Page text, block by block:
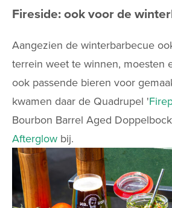
Fireside: ook voor de
Aangezien de winterbarbecue
terrein weet te winnen, moesten
ook passende bieren voor
kwamen daar de Quadrupel '
Bourbon Barrel Aged Doppelbock
Afterglow bij.